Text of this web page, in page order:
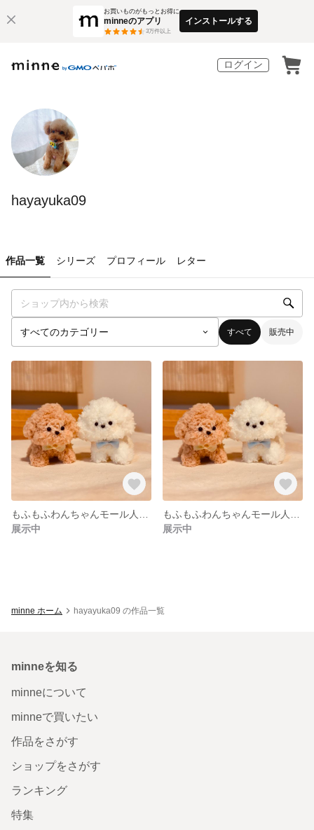
お買いものがもっとお得に
minneのアプリ
3万件以上
インストールする
ログイン
hayayuka09
作品一覧 シリーズ プロフィール レター
すべて 販売中
展示中
展示中
minne ホーム hayayuka09 の作品一覧
minneを知る
minneについて
minneで買いたい
作品をさがす
ショップをさがす
ランキング
特集